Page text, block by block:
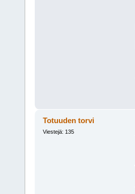
Totuuden torvi
Viestejä: 135